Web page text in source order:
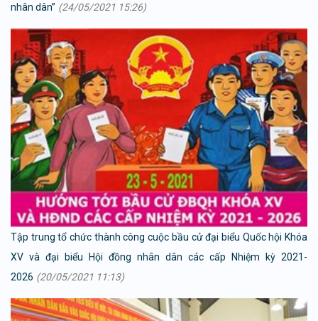
nhân dân” (24/05/2021 15:26)
Tập trung tổ chức thành công cuộc bầu cử đại biểu Quốc hội Khóa
XV và đại biểu Hội đồng nhân dân các cấp Nhiệm kỳ 2021-
2026 (20/05/2021 11:13)